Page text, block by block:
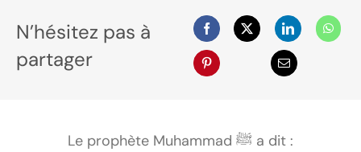
N’hésitez pas à
partager
Le prophète Muhammad ﷺ a dit :